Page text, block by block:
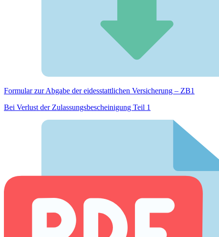
Formular zur Abgabe der eides­stattlichen Versicherung – ZB1
Bei Verlust der Zulassungsbescheinigung Teil 1